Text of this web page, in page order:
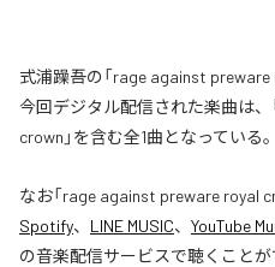
式浦躁吾の「rage against preware
今回デジタル配信された楽曲は、
crown」を含む全1曲となっている。
なお「rage against preware royal
Spotify、 LINE MUSIC、 YouTube
の音楽配信サービスで聴くことが